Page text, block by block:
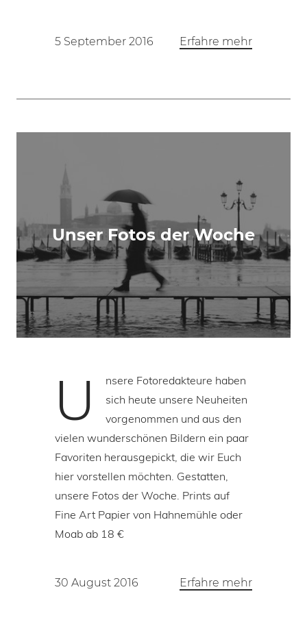
5 September 2016 Erfahre mehr
Unser Fotos der Woche
U
nsere Fotoredakteure haben
sich heute unsere Neuheiten
vorgenommen und aus den
vielen wunderschönen Bildern ein paar
Favoriten herausgepickt, die wir Euch
hier vorstellen möchten. Gestatten,
unsere Fotos der Woche. Prints auf
Fine Art Papier von Hahnemühle oder
Moab ab 18 €
30 August 2016 Erfahre mehr